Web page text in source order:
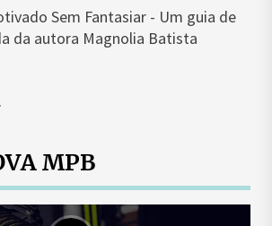
Sem Fantasiar - Um guia de
da autora Magnolia Batista
MPB